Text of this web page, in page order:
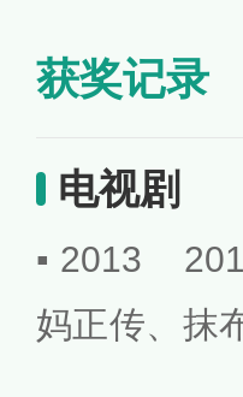
获奖记录
电视剧
▪ 2013
妈正传、